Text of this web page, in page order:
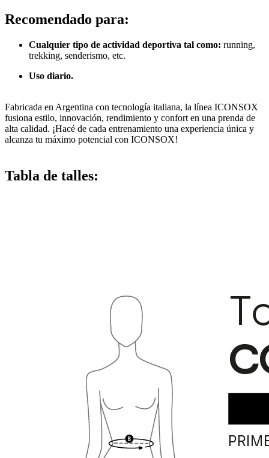
Recomendado para:
Cualquier tipo de actividad deportiva tal como: running,
trekking, senderismo, etc.
Uso diario.
Fabricada en Argentina con tecnología italiana, la línea ICONSOX
fusiona estilo, innovación, rendimiento y confort en una prenda de
alta calidad. ¡Hacé de cada entrenamiento una experiencia única y
alcanza tu máximo potencial con ICONSOX!
Tabla de talles: